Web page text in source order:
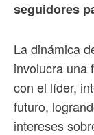
seguidores
La dinámica
involucra una
con el líder,
futuro,
intereses